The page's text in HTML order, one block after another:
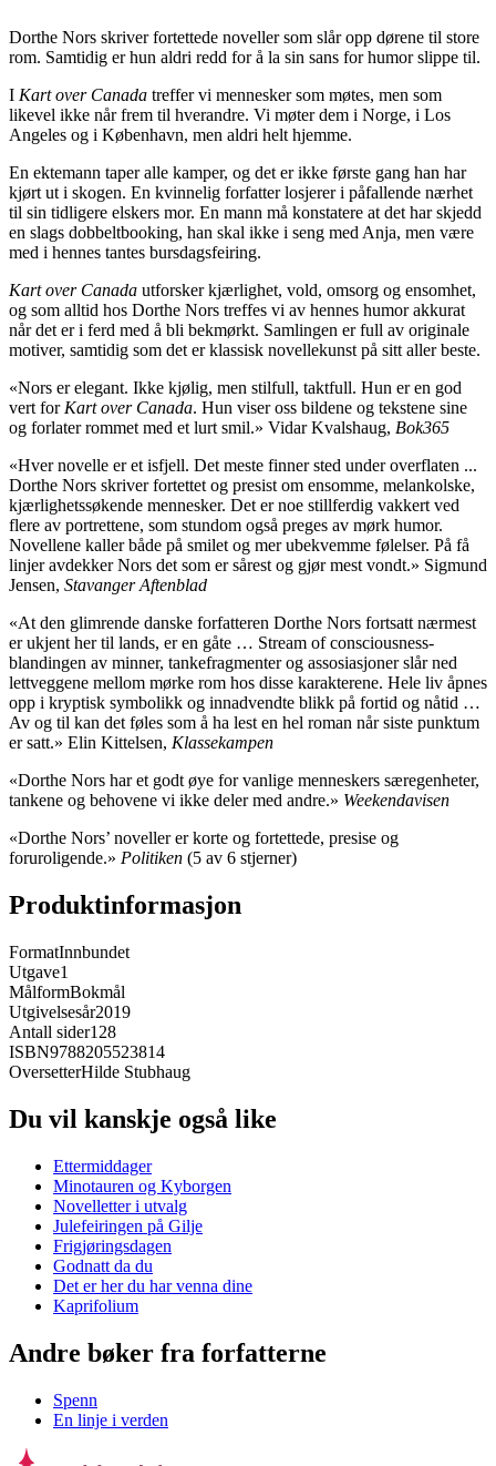
Dorthe Nors skriver fortettede noveller som slår opp dørene til store
rom. Samtidig er hun aldri redd for å la sin sans for humor slippe til.
I Kart over Canada treffer vi mennesker som møtes, men som
likevel ikke når frem til hverandre. Vi møter dem i Norge, i Los
Angeles og i København, men aldri helt hjemme.
En ektemann taper alle kamper, og det er ikke første gang han har
kjørt ut i skogen. En kvinnelig forfatter losjerer i påfallende nærhet
til sin tidligere elskers mor. En mann må konstatere at det har skjedd
en slags dobbeltbooking, han skal ikke i seng med Anja, men være
med i hennes tantes bursdagsfeiring.
Kart over Canada utforsker kjærlighet, vold, omsorg og ensomhet,
og som alltid hos Dorthe Nors treffes vi av hennes humor akkurat
når det er i ferd med å bli bekmørkt. Samlingen er full av originale
motiver, samtidig som det er klassisk novellekunst på sitt aller beste.
«Nors er elegant. Ikke kjølig, men stilfull, taktfull. Hun er en god
vert for Kart over Canada. Hun viser oss bildene og tekstene sine
og forlater rommet med et lurt smil.» Vidar Kvalshaug, Bok365
«Hver novelle er et isfjell. Det meste finner sted under overflaten ...
Dorthe Nors skriver fortettet og presist om ensomme, melankolske,
kjærlighetssøkende mennesker. Det er noe stillferdig vakkert ved
flere av portrettene, som stundom også preges av mørk humor.
Novellene kaller både på smilet og mer ubekvemme følelser. På få
linjer avdekker Nors det som er sårest og gjør mest vondt.» Sigmund
Jensen, Stavanger Aftenblad
«At den glimrende danske forfatteren Dorthe Nors fortsatt nærmest
er ukjent her til lands, er en gåte … Stream of consciousness-
blandingen av minner, tankefragmenter og assosiasjoner slår ned
lettveggene mellom mørke rom hos disse karakterene. Hele liv åpnes
opp i kryptisk symbolikk og innadvendte blikk på fortid og nåtid …
Av og til kan det føles som å ha lest en hel roman når siste punktum
er satt.» Elin Kittelsen, Klassekampen
«Dorthe Nors har et godt øye for vanlige menneskers særegenheter,
tankene og behovene vi ikke deler med andre.» Weekendavisen
«Dorthe Nors’ noveller er korte og fortettede, presise og
foruroligende.» Politiken (5 av 6 stjerner)
Produktinformasjon
FormatInnbundet
Utgave1
MålformBokmål
Utgivelsesår2019
Antall sider128
ISBN9788205523814
OversetterHilde Stubhaug
Du vil kanskje også like
Ettermiddager
Minotauren og Kyborgen
Novelletter i utvalg
Julefeiringen på Gilje
Frigjøringsdagen
Godnatt da du
Det er her du har venna dine
Kaprifolium
Andre bøker fra forfatterne
Spenn
En linje i verden